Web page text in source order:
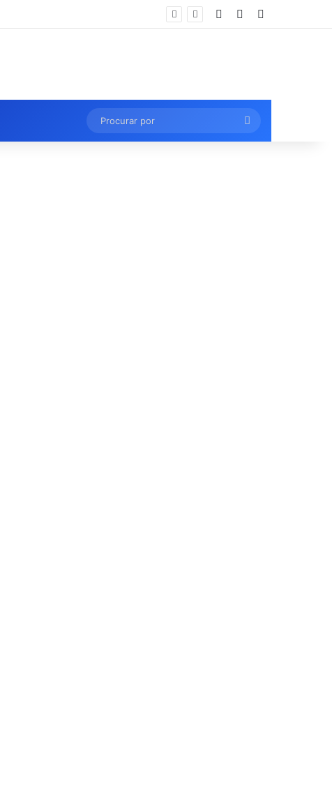
Entrar Artigo aleatório
Procurar
por